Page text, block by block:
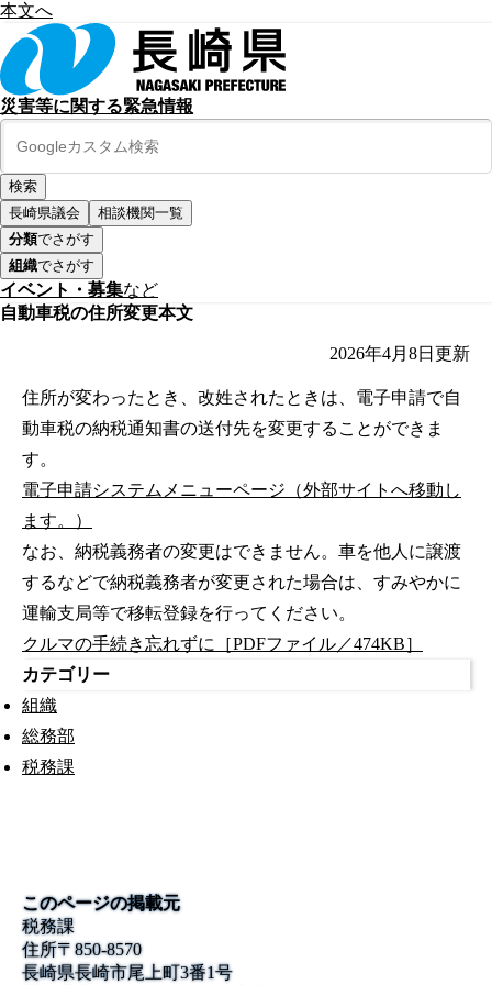
本文へ
災害等に関する緊急情報
長崎県議会
相談機関一覧
分類でさがす
組織でさがす
イベント・募集など
自動車税の住所変更本文
2026年4月8日 更新
住所が変わったとき、改姓されたときは、電子申請で自
動車税の納税通知書の送付先を変更することができま
す。
電子申請システムメニューページ（外部サイトへ移動し
ます。）
なお、納税義務者の変更はできません。車を他人に譲渡
するなどで納税義務者が変更された場合は、すみやかに
運輸支局等で移転登録を行ってください。
クルマの手続き忘れずに［PDFファイル／474KB］
カテゴリー
組織
総務部
税務課
このページの掲載元
税務課
住所〒850-8570
長崎県長崎市尾上町3番1号